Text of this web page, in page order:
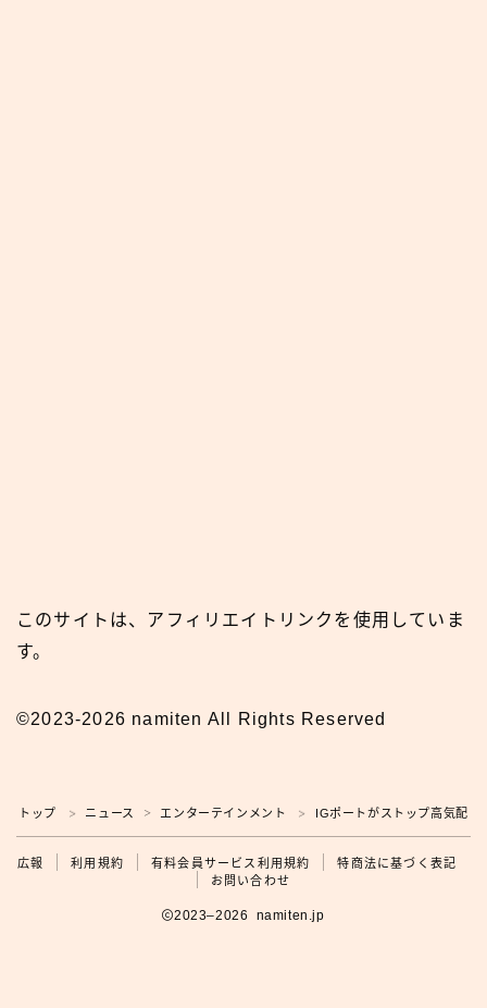
広報
このサイトは、アフィリエイトリンクを使用していま
す。
©2023-2026 namiten All Rights Reserved
トップ ＞ ニュース ＞ エンターテインメント ＞ IGポートがストップ高気配
広報 利用規約 有料会員サービス利用規約
特商法に基づく表記
お問い合わせ
2023–2026 namiten.jp